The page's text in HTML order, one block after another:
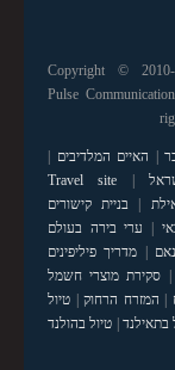
Copyright ©
Pulse
| האיים המלדיבים |
|
Travel site
| בניית קישורים
| ערי בירה בעולם
| מדריך פיליפינים
| סקירת מוצרי חשמל
| המזרח הרחוק| טיול
בתאילנד| טיול בהולנד